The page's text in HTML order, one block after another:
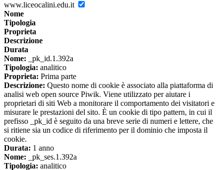
www.liceocalini.edu.it
Nome
Tipologia
Proprieta
Descrizione
Durata
Nome: _pk_id.1.392a
Tipologia: analitico
Proprieta: Prima parte
Descrizione: Questo nome di cookie è associato alla piattaforma di
analisi web open source Piwik. Viene utilizzato per aiutare i
proprietari di siti Web a monitorare il comportamento dei visitatori e
misurare le prestazioni del sito. È un cookie di tipo pattern, in cui il
prefisso _pk_id è seguito da una breve serie di numeri e lettere, che
si ritiene sia un codice di riferimento per il dominio che imposta il
cookie.
Durata: 1 anno
Nome: _pk_ses.1.392a
Tipologia: analitico